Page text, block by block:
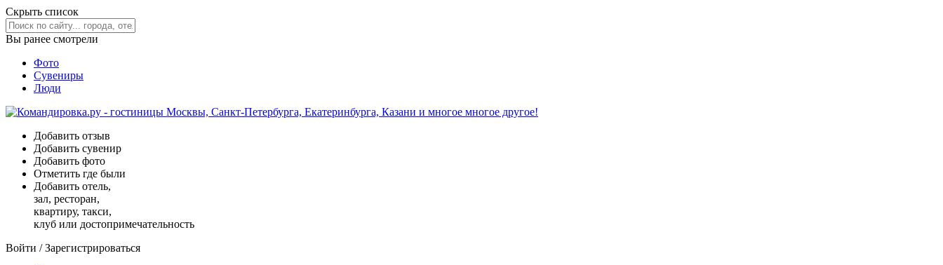
Скрыть список
Вы ранее смотрели
Фото
Сувениры
Люди
Добавить отзыв
Добавить сувенир
Добавить фото
Отметить где были
Добавить отель,
зал, ресторан,
квартиру, такси,
клуб или достопримечательность
Войти /Зарегистрироваться